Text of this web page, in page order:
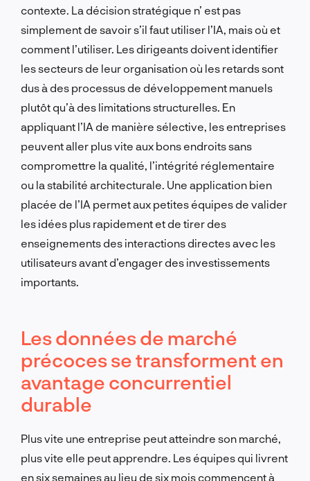
contexte. La décision stratégique n’ est pas
simplement de savoir s’il faut utiliser l’IA, mais où et
comment l’utiliser. Les dirigeants doivent identifier
les secteurs de leur organisation où les retards sont
dus à des processus de développement manuels
plutôt qu’à des limitations structurelles. En
appliquant l’IA de manière sélective, les entreprises
peuvent aller plus vite aux bons endroits sans
compromettre la qualité, l’intégrité réglementaire
ou la stabilité architecturale. Une application bien
placée de l’IA permet aux petites équipes de valider
les idées plus rapidement et de tirer des
enseignements des interactions directes avec les
utilisateurs avant d’engager des investissements
importants.
Les données de marché
précoces se transforment en
avantage concurrentiel
durable
Plus vite une entreprise peut atteindre son marché,
plus vite elle peut apprendre. Les équipes qui livrent
en six semaines au lieu de six mois commencent à